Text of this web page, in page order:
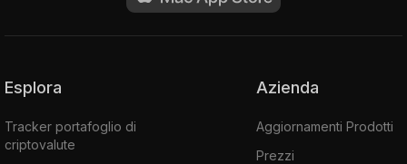
Esplora
Tracker portafoglio di
criptovalute
Azienda
Aggiornamenti Prodotti
Prezzi